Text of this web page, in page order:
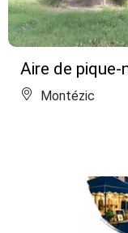
Aire de pique-
Montézic